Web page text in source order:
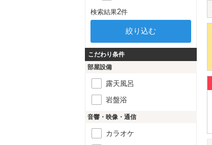
検索結果2件
こだわり条件
部屋設備
露天風呂
岩盤浴
音響・映像・通信
カラオケ